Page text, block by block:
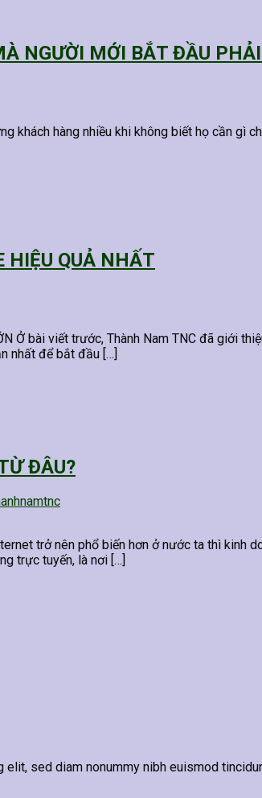
NGƯỜI MỚI BẮT ĐẦU
khách hàng nhiều khi không biết họ cần
HIỆU QUẢ NHẤT
Ở bài viết trước, Thành Nam TNC đã giới
nhất để bắt đầu […]
ĐÂU?
trở nên phổ biến hơn ở nước ta thì kinh
trực tuyến, là nơi […]
sed diam nonummy nibh euismod